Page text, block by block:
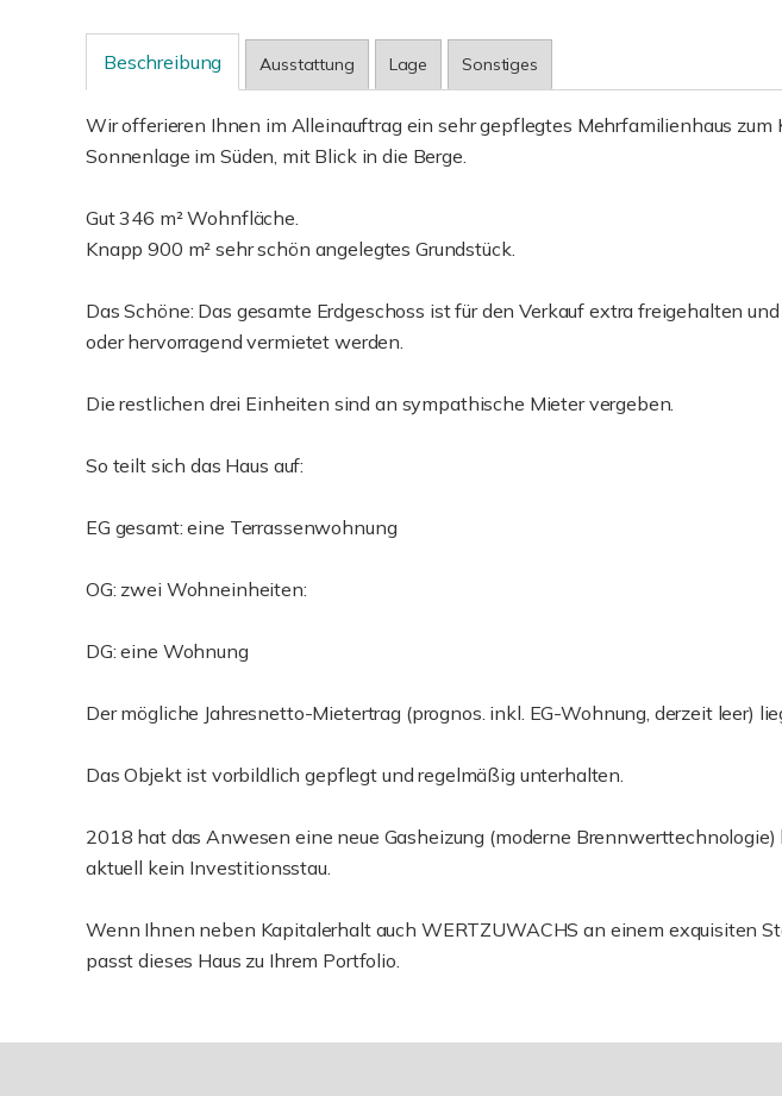
Beschreibung Ausstattung Lage Sonstiges
Wir offerieren Ihnen im Alleinauftrag ein sehr gepflegtes Mehrfamilienhaus zum
Sonnenlage im Süden, mit Blick in die Berge.
Gut 346 m² Wohnfläche.
Knapp 900 m² sehr schön angelegtes Grundstück.
Das Schöne: Das gesamte Erdgeschoss ist für den Verkauf extra freigehalten
oder hervorragend vermietet werden.
Die restlichen drei Einheiten sind an sympathische Mieter vergeben.
So teilt sich das Haus auf:
EG gesamt: eine Terrassenwohnung
OG: zwei Wohneinheiten:
DG: eine Wohnung
Der mögliche Jahresnetto-Mietertrag (prognos. inkl. EG-Wohnung, derzeit leer)
Das Objekt ist vorbildlich gepflegt und regelmäßig unterhalten.
2018 hat das Anwesen eine neue Gasheizung (moderne
aktuell kein Investitionsstau.
Wenn Ihnen neben Kapitalerhalt auch WERTZUWACHS an einem exquisiten
passt dieses Haus zu Ihrem Portfolio.